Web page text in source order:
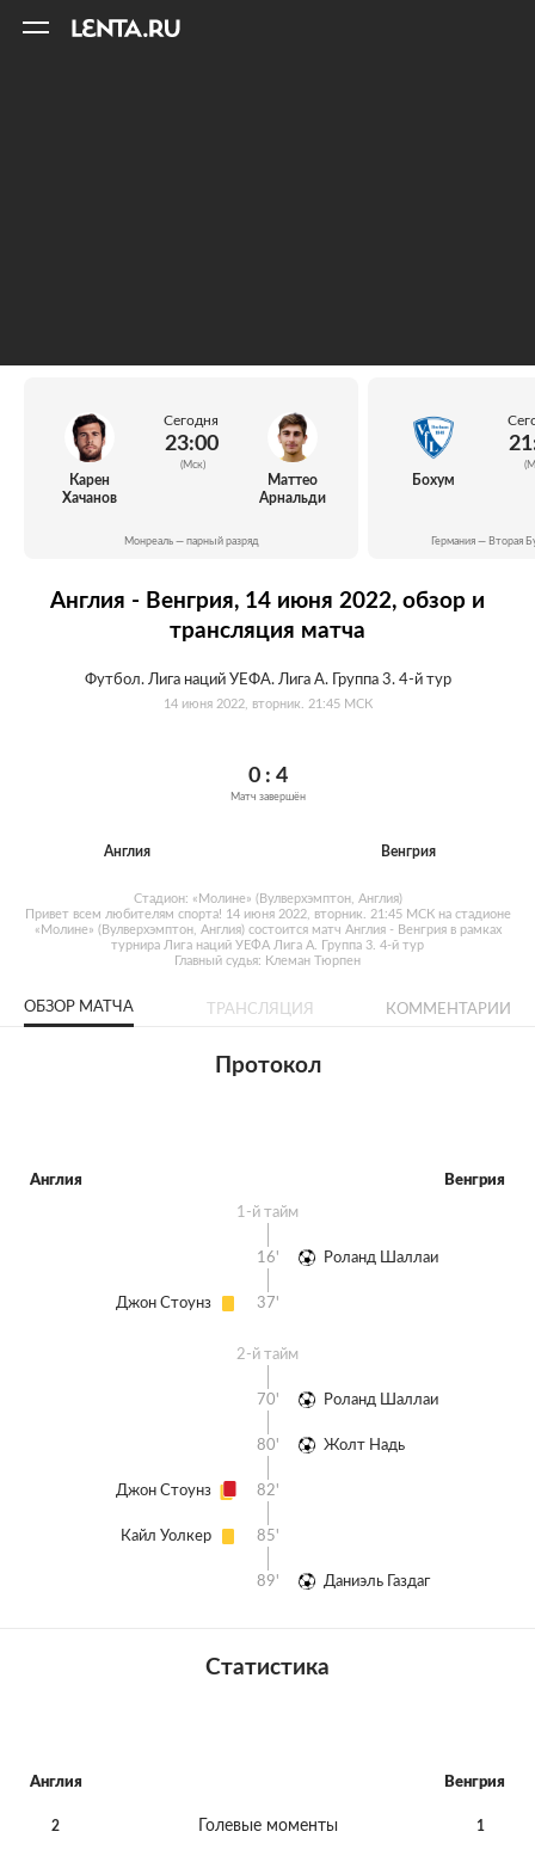
Карен
Хачанов
Сегодня
23:00
(Мск)
Маттео
Арнальди
Монреаль — парный разряд
Бохум
Германия — Вторая
Англия - Венгрия, 14 июня 2022, обзор и
трансляция матча
Футбол. Лига наций УЕФА. Лига A. Группа 3. 4-й тур
14 июня 2022, вторник. 21:45 МСК
Англия
0 : 4
Матч завершён
Венгрия
Стадион: «Молине» (Вулверхэмптон, Англия)
Привет всем любителям спорта! 14 июня 2022, вторник. 21:45 МСК на стадионе
«Молине» (Вулверхэмптон, Англия) состоится матч Англия - Венгрия в рамках
турнира Лига наций УЕФА Лига A. Группа 3. 4-й тур
Главный судья: Клеман Тюрпен
ОБЗОР МАТЧА ТРАНСЛЯЦИЯ КОММЕНТАРИИ
Протокол
Англия Венгрия
1-й тайм
Роланд Шаллаи
16'
Джон Стоунз 37'
2-й тайм
Роланд Шаллаи
70'
Жолт Надь
80'
Джон Стоунз 82'
Кайл Уолкер 85'
Даниэль Газдаг
89'
Статистика
Англия Венгрия
2 Голевые моменты 1